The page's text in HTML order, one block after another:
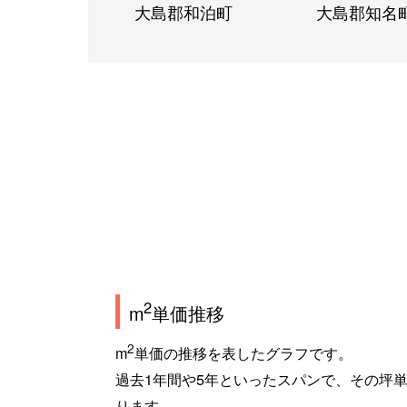
大島郡和泊町 大島郡知名
m2単価推移
m2単価の推移を表したグラフです。
過去1年間や5年といったスパンで、その坪